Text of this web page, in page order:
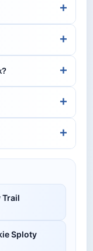
+
takich jak +
Bieg
+
podanej na
brutto i
+
strony
+
stronie
Trail
Sploty